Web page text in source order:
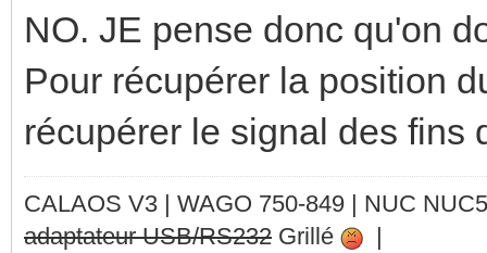
NO. JE pense donc qu'on
Pour récupérer la position
récupérer le signal des fins
CALAOS V3 | WAGO 750-849 | NUC
adaptateur USB/RS232 Grillé
|